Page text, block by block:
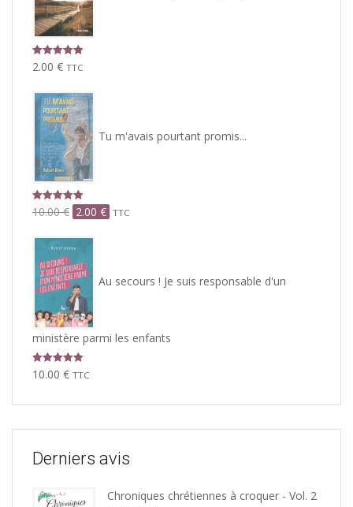
Note 5.00
2.00 € TTC
Tu m'avais pourtant promis...
Note 5.00
10.00€ Le
initial
était :
10.00 €.
2.00 €Le
2.00 €.
TTC
Au secours ! Je suis responsable d'un
ministère parmi les enfants
Note 5.00
10.00 € TTC
Derniers avis
Chroniques chrétiennes à croquer - Vol. 2